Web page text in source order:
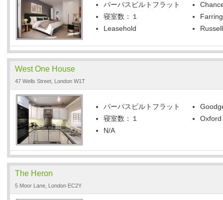
パーパスビルトフラット
寝室数：１
Leasehold
West One House
47 Wells Street, London W1T
パーパスビルトフラット
寝室数：１
N/A
Oxford
The Heron
5 Moor Lane, London EC2Y